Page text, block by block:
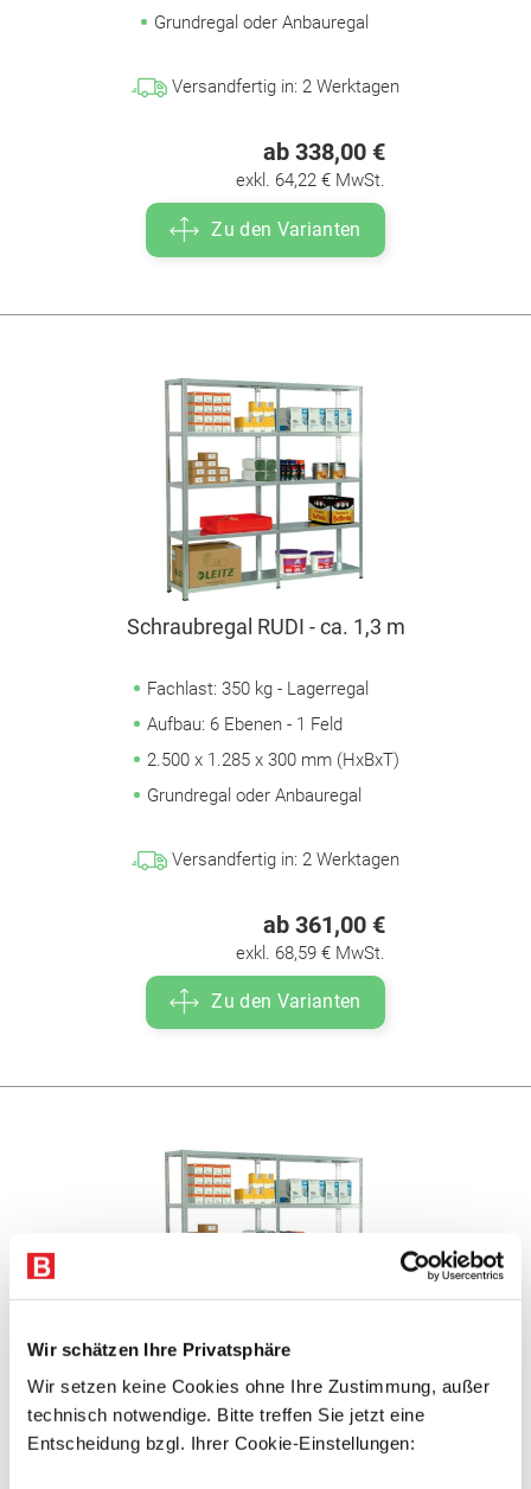
Wir schätzen Ihre Privatsphäre
Wir setzen keine Cookies ohne Ihre Zustimmung, außer
technisch notwendige. Bitte treffen Sie jetzt eine
Entscheidung bzgl. Ihrer Cookie-Einstellungen:
Grundregal oder Anbauregal
Versandfertig in: 2 Werktagen
ab 338,00 €
exkl. 64,22 € MwSt.
Zu den Varianten
Schraubregal RUDI - ca. 1,3 m
Fachlast: 350 kg - Lagerregal
Aufbau: 6 Ebenen - 1 Feld
2.500 x 1.285 x 300 mm (HxBxT)
Grundregal oder Anbauregal
Versandfertig in: 2 Werktagen
ab 361,00 €
exkl. 68,59 € MwSt.
Zu den Varianten
Schraubregal RUDI - ca. 1 m
Fachlast: 350 kg - Lagerregal